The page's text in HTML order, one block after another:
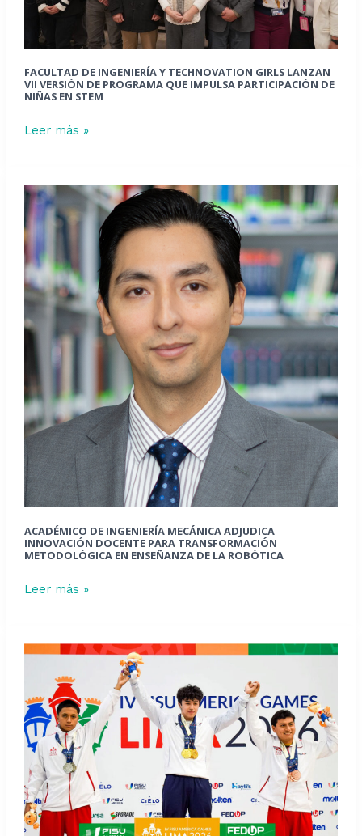
FACULTAD DE INGENIERÍA Y TECHNOVATION GIRLS LANZAN
VII VERSIÓN DE PROGRAMA QUE IMPULSA PARTICIPACIÓN DE
NIÑAS EN STEM
versión
programa
impulsa
participación
niñas
Leer más »
ACADÉMICO DE INGENIERÍA MECÁNICA ADJUDICA
INNOVACIÓN DOCENTE PARA TRANSFORMACIÓN
METODOLÓGICA EN ENSEÑANZA DE LA ROBÓTICA
Académico
de
Ingeniería
Mecánica
adjudica
innovación
docente
para
transformación
metodológica
en
enseñanza
de
la
robótica
Leer más »
Estudiante
nuestra
Universidad
se
corona
campeón
de
América
en